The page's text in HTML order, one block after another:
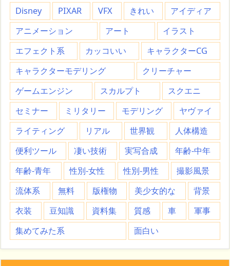
Disney PIXAR VFX きれい
アイディア
アニメーション
アート
イラスト
エフェクト系
カッコいい
キャラクターCG
キャラクターモデリング
クリーチャー
ゲームエンジン
スカルプト
スクエニ
セミナー
ミリタリー モデリング
ヤヴァイ
ライティング
リアル 世界観
人体構造
便利ツール
凄い技術 実写合成
年齢-中年
年齢-青年
性別-女性 性別-男性
撮影風景
流体系
無料 版権物 美少女的な
背景
衣装
豆知識 資料集 質感 車
軍事
集めてみた系
面白い